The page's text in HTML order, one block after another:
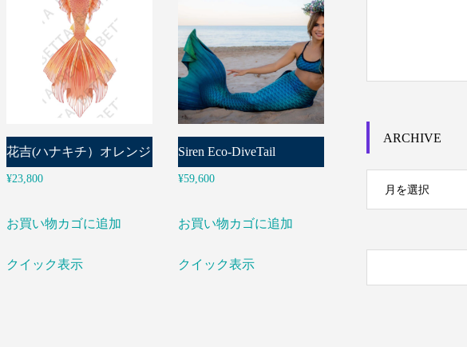
花吉(ハナキチ）オレンジ
¥23,800
お買い物カゴに追加
クイック表示
Siren Eco-DiveTail
¥59,600
お買い物カゴに追加
クイック表示
ARCHIVE
月を選択